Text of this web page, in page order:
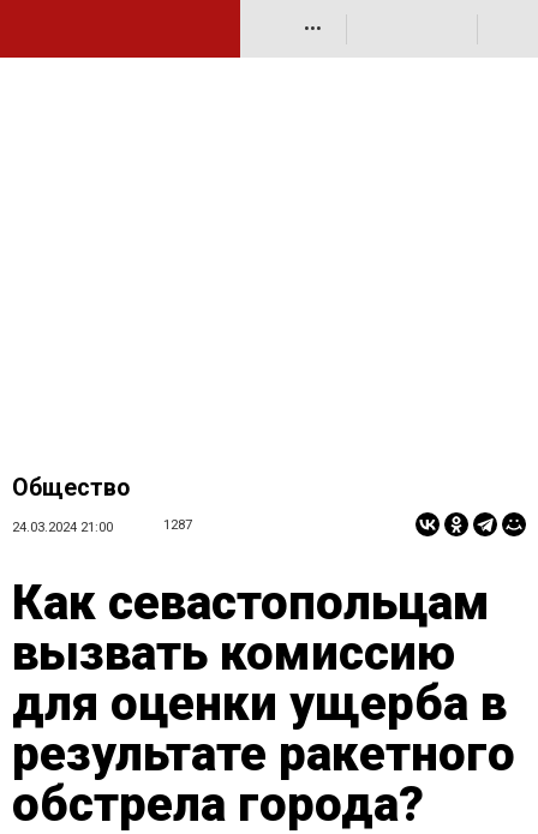
•••
Общество
24.03.2024 21:00 1287
Как севастопольцам
вызвать комиссию
для оценки ущерба в
результате ракетного
обстрела города?